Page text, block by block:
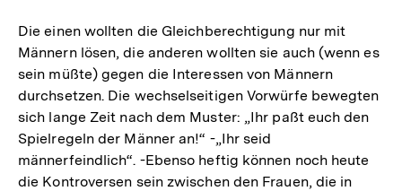
Die einen wollten die Gleichberechtigung nur mit
Männern lösen, die anderen wollten sie auch (wenn es
sein müßte) gegen die Interessen von Männern
durchsetzen. Die wechselseitigen Vorwürfe bewegten
sich lange Zeit nach dem Muster: „Ihr paßt euch den
Spielregeln der Männer an!“ -„Ihr seid
männerfeindlich“. -Ebenso heftig können noch heute
die Kontroversen sein zwischen den Frauen, die in